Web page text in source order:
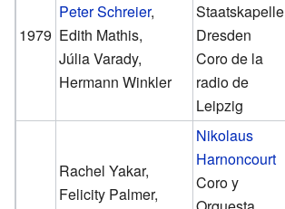
1979
Peter Schreier,
Edith Mathis,
Júlia Varady,
Hermann Winkler
Staatskapelle
Dresden
Coro de la
radio de
Leipzig
Rachel Yakar,
Felicity Palmer,
Nikolaus
Harnoncourt
Coro y